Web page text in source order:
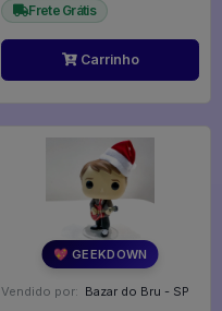
Frete Grátis
Carrinho
💖 GEEKDOWN
Vendido por: Bazar do Bru - SP